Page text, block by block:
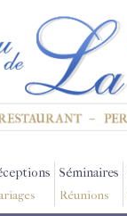
Séminaires
Réunions